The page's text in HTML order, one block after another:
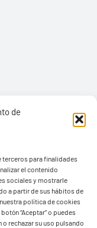
de
terceros para finalidades
el contenido
sociales y mostrarle
a partir de sus hábitos de
política de cookies
“Aceptar” o puedes
rechazar su uso pulsando